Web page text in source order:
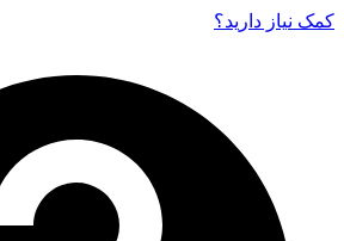
کمک نیاز دارید‌؟